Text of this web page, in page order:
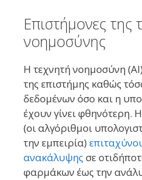
Επιστήμονες της
νοημοσύνης
Η τεχνητή νοημοσύνη (AI)
της επιστήμης καθώς
δεδομένων όσο και η
έχουν γίνει φθηνότερη.
(οι αλγόριθμοι
την εμπειρία)
ανακάλυψης σε
φαρμάκων έως την